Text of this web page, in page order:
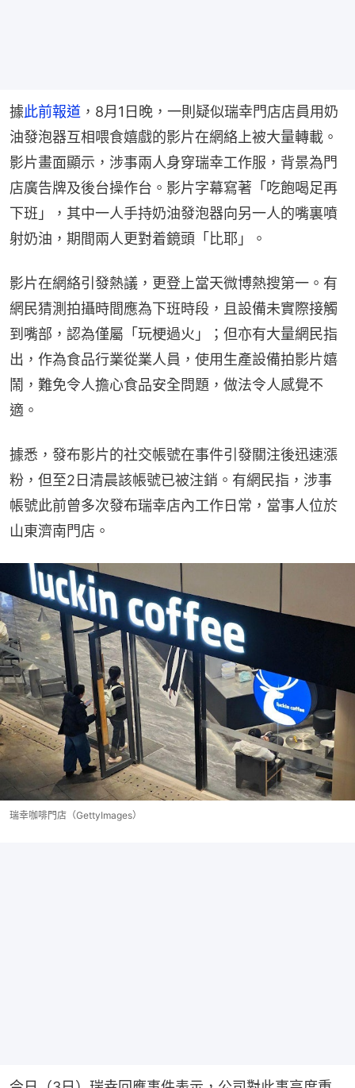
據此前報道 ，8月1日晚，一則疑似瑞幸門店店員用奶
油發泡器互相喂食嬉戲的影片在網絡上被大量轉載。
影片畫面顯示，涉事兩人身穿瑞幸工作服，背景為門
店廣告牌及後台操作台。影片字幕寫著「吃飽喝足再
下班」，其中一人手持奶油發泡器向另一人的嘴裏噴
射奶油，期間兩人更對着鏡頭「比耶」。
影片在網絡引發熱議，更登上當天微博熱搜第一。有
網民猜測拍攝時間應為下班時段，且設備未實際接觸
到嘴部，認為僅屬「玩梗過火」；但亦有大量網民指
出，作為食品行業從業人員，使用生產設備拍影片嬉
鬧，難免令人擔心食品安全問題，做法令人感覺不
適。
據悉，發布影片的社交帳號在事件引發關注後迅速漲
粉，但至2日清晨該帳號已被注銷。有網民指，涉事
帳號此前曾多次發布瑞幸店內工作日常，當事人位於
山東濟南門店。
瑞幸咖啡門店（GettyImages）